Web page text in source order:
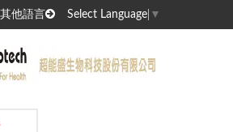
其他語言 Select Language ▼